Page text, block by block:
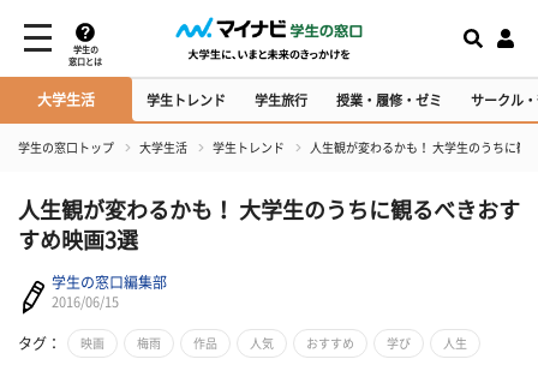
学生の
窓口とは
大学生活 学生トレンド 学生旅行 授業・履修・ゼミ サークル
学生の窓口トップ 大学生活 学生トレンド 人生観が変わるかも！ 大学生のうちに観
人生観が変わるかも！ 大学生のうちに観るべきおす
すめ映画3選
学生の窓口編集部
2016/06/15
タグ： 映画 梅雨 作品 人気 おすすめ 学び 人生